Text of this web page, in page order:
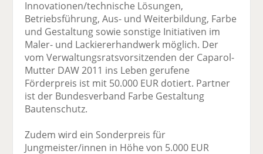
Innovationen/technische Lösungen,
Betriebsführung, Aus- und Weiterbildung, Farbe
und Gestaltung sowie sonstige Initiativen im
Maler- und Lackiererhandwerk möglich. Der
vom Verwaltungsratsvorsitzenden der Caparol-
Mutter DAW 2011 ins Leben gerufene
Förderpreis ist mit 50.000 EUR dotiert. Partner
ist der Bundesverband Farbe Gestaltung
Bautenschutz.
Zudem wird ein Sonderpreis für
Jungmeister/innen in Höhe von 5.000 EUR